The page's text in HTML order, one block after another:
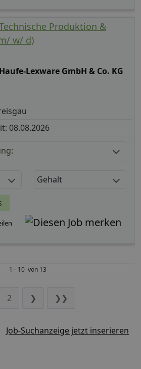
Produktion &
w/ d)
Haufe-Lexware GmbH & Co. KG
08.08.2026
Gehalt
1 - 10 von 13
2 ❯ ❯❯
Job-Suchanzeige jetzt inserieren